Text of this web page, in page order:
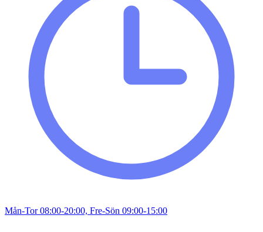
Mån-Tor 08:00-20:00, Fre-Sön 09:00-15:00